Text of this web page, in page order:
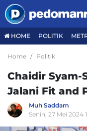
HOME POLITIK
Home Politik
Chaidir
Jalani Fit and
Muh Saddam
Senin, 27 Mei 2024